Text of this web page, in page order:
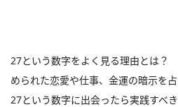
27という数字をよく見る理由とは
められた恋愛や仕事、金運の暗示を
27という数字に出会ったら実践すべき